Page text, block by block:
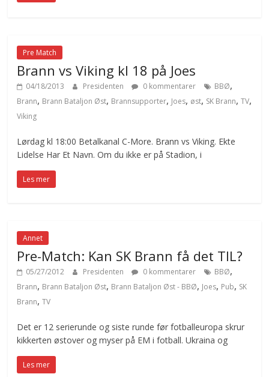
Pre Match
Brann vs Viking kl 18 på Joes
04/18/2013 Presidenten 0 kommentarer BBØ,
Brann, Brann Bataljon Øst, Brannsupporter, Joes, øst, SK Brann,TV,
Viking
Lørdag kl 18:00 Betalkanal C-More. Brann vs Viking. Ekte
Lidelse Har Et Navn. Om du ikke er på Stadion, i
Les mer
Annet
Pre-Match: Kan SK Brann få det TIL?
05/27/2012 Presidenten 0 kommentarer BBØ,
Brann, Brann Bataljon Øst, Brann Bataljon Øst - BBØ, Joes, Pub, SK
Brann,TV
Det er 12 serierunde og siste runde før fotballeuropa skrur
kikkerten østover og myser på EM i fotball. Ukraina og
Les mer